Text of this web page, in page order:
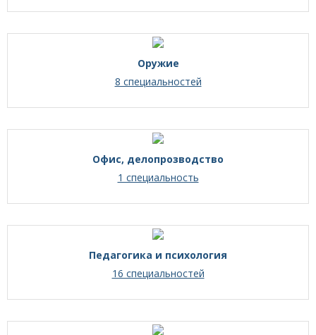
Оружие
8 специальностей
Офис, делопрозводство
1 специальность
Педагогика и психология
16 специальностей